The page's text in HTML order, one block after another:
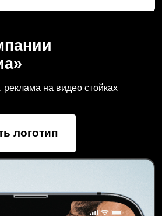
реклама на видео стойках
логотип